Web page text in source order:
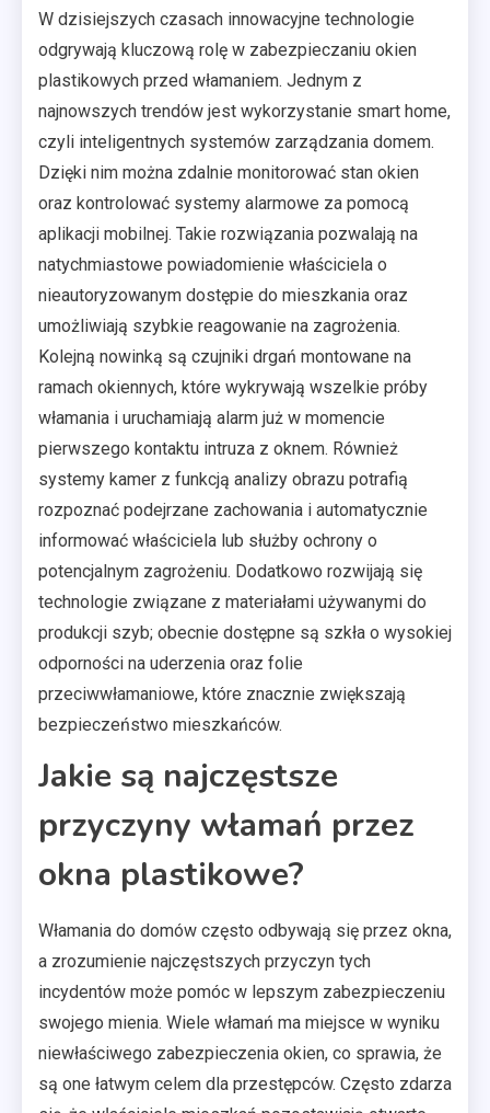
W dzisiejszych czasach innowacyjne technologie
odgrywają kluczową rolę w zabezpieczaniu okien
plastikowych przed włamaniem. Jednym z
najnowszych trendów jest wykorzystanie smart home,
czyli inteligentnych systemów zarządzania domem.
Dzięki nim można zdalnie monitorować stan okien
oraz kontrolować systemy alarmowe za pomocą
aplikacji mobilnej. Takie rozwiązania pozwalają na
natychmiastowe powiadomienie właściciela o
nieautoryzowanym dostępie do mieszkania oraz
umożliwiają szybkie reagowanie na zagrożenia.
Kolejną nowinką są czujniki drgań montowane na
ramach okiennych, które wykrywają wszelkie próby
włamania i uruchamiają alarm już w momencie
pierwszego kontaktu intruza z oknem. Również
systemy kamer z funkcją analizy obrazu potrafią
rozpoznać podejrzane zachowania i automatycznie
informować właściciela lub służby ochrony o
potencjalnym zagrożeniu. Dodatkowo rozwijają się
technologie związane z materiałami używanymi do
produkcji szyb; obecnie dostępne są szkła o wysokiej
odporności na uderzenia oraz folie
przeciwwłamaniowe, które znacznie zwiększają
bezpieczeństwo mieszkańców.
Jakie są najczęstsze
przyczyny włamań przez
okna plastikowe?
Włamania do domów często odbywają się przez okna,
a zrozumienie najczęstszych przyczyn tych
incydentów może pomóc w lepszym zabezpieczeniu
swojego mienia. Wiele włamań ma miejsce w wyniku
niewłaściwego zabezpieczenia okien, co sprawia, że
są one łatwym celem dla przestępców. Często zdarza